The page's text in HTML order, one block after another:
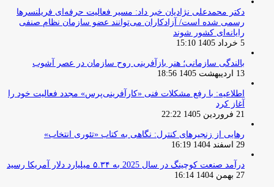
دکتر محمدعلی نژادیان خبر داد: مسیر فعالیت حرفه‌ای فریلنسرها
رسمی شده است/ آزادکاران می‌توانند عضو سازمان نظام صنفی
رایانه‌ای کشور شوند
5 خرداد 1405 15:10
بالندگی سازمانی؛ هنر بازآفرینی روح سازمان در عصر آشوب
13 اردیبهشت 1405 18:56
اطلاعیه: با رفع مشکلات فنی «کارآفرینی‌پرس» مجدد فعالیت خود را
آغاز کرد
21 فروردین 1405 22:22
رهایی از زنجیرهای کنترل: نگاهی به کتاب «تئوری انتخاب»
29 اسفند 1404 16:19
درآمد صنعت کوچینگ در سال 2025 به ۵.۳۴ میلیارد دلار آمریکا رسید
27 بهمن 1404 16:14